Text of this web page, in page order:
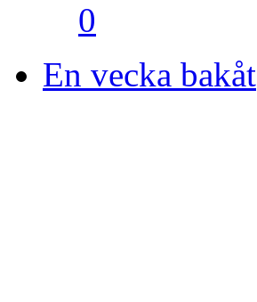
0
En vecka bakåt